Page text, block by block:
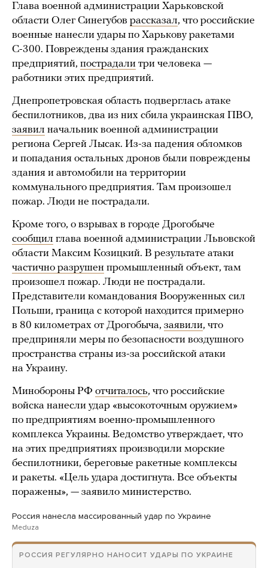
Глава военной администрации Харьковской
области Олег Синегубов рассказал, что российские
военные нанесли удары по Харькову ракетами
С-300. Повреждены здания гражданских
предприятий, пострадали три человека —
работники этих предприятий.
Днепропетровская область подверглась атаке
беспилотников, два из них сбила украинская ПВО,
заявил начальник военной администрации
региона Сергей Лысак. Из-за падения обломков
и попадания остальных дронов были повреждены
здания и автомобили на территории
коммунального предприятия. Там произошел
пожар. Люди не пострадали.
Кроме того, о взрывах в городе Дрогобыче
сообщил глава военной администрации Львовской
области Максим Козицкий. В результате атаки
частично разрушен промышленный объект, там
произошел пожар. Люди не пострадали.
Представители командования Вооруженных сил
Польши, граница с которой находится примерно
в 80 километрах от Дрогобыча, заявили, что
предприняли меры по безопасности воздушного
пространства страны из-за российской атаки
на Украину.
Минобороны РФ отчиталось, что российские
войска нанесли удар «высокоточным оружием»
по предприятиям военно-промышленного
комплекса Украины. Ведомство утверждает, что
на этих предприятиях производили морские
беспилотники, береговые ракетные комплексы
и ракеты. «Цель удара достигнута. Все объекты
поражены», — заявило министерство.
Россия нанесла массированный удар по Украине
Meduza
РОССИЯ РЕГУЛЯРНО НАНОСИТ УДАРЫ ПО УКРАИНЕ